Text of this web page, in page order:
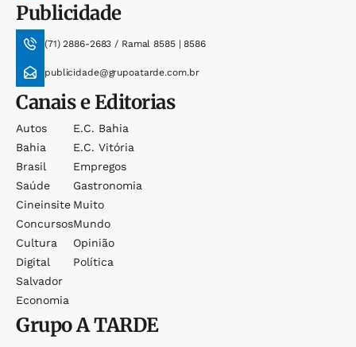
Publicidade
(71) 2886-2683 / Ramal 8585 | 8586
publicidade@grupoatarde.com.br
Canais e Editorias
Autos
Bahia
Brasil
Saúde
Cineinsite
Concursos
Cultura
Digital
Salvador
Economia
E.c. Bahia
E.c. Vitória
Empregos
Gastronomia
Muito
Mundo
Opinião
Política
GrupoA TARDE